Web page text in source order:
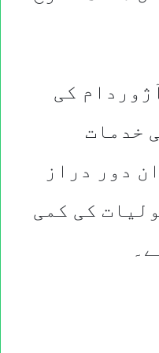
کی
خدمات
دور دراز
کی کمی